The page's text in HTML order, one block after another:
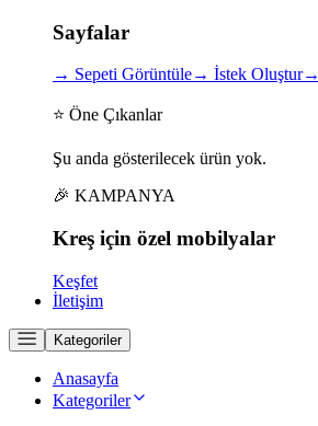
Sayfalar
→ Sepeti Görüntüle→ İstek Oluştur→
⭐ Öne Çıkanlar
Şu anda gösterilecek ürün yok.
🎉 KAMPANYA
Kreş için özel mobilyalar
Keşfet
İletişim
Kategoriler
Anasayfa
Kategoriler